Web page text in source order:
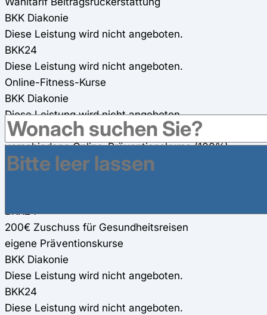
BKK Diakonie
Diese Leistung wird nicht angeboten.
BKK24
Diese Leistung wird nicht angeboten.
Online-Fitness-Kurse
BKK Diakonie
Diese Leistung wird nicht angeboten.
BKK24
verschiedene Online-Präventionskurse (100%)
Gesundheitsreisen
BKK24
200€ Zuschuss für Gesundheitsreisen
eigene Präventionskurse
BKK Diakonie
Diese Leistung wird nicht angeboten.
BKK24
Diese Leistung wird nicht angeboten.